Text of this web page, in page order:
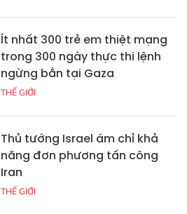
Ít nhất 300 trẻ em thiệt mạng
trong 300 ngày thực thi lệnh
ngừng bắn tại Gaza
THẾ GIỚI
Thủ tướng Israel ám chỉ khả
năng đơn phương tấn công
Iran
THẾ GIỚI